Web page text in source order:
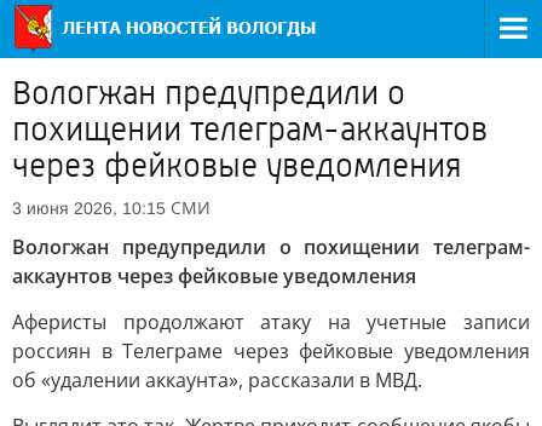
Вологжан предупредили о
похищении телеграм-аккаунтов
через фейковые уведомления
3 июня 2026, 10:15 СМИ
Вологжан предупредили о похищении телеграм-
аккаунтов через фейковые уведомления
Аферисты продолжают атаку на учетные записи
россиян в Телеграме через фейковые уведомления
об «удалении аккаунта», рассказали в МВД.